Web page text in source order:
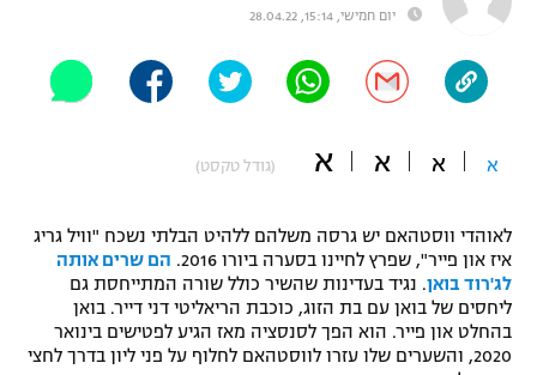
"מחצית בשכונה" – פודקאסט
משתתפים וזוכים בפרסים
תקנון עבור פעילות אלקטרה
תקנון עבור פעילות ספורט 1 – "מרלן"
טניס
גיימינג E-Sports
היאבקות WWE
אופניים
פוטבול אמריקאי NFL
בייסבול MLB
יום חמישי, 15:14, 28.04.22
א א א א (גודל טקסט)
לאוהדי ווסטהאם יש גרסה משלהם ללהיט הבלתי נשכח "וויל גריג
איז און פייר", שפרץ לחיינו בסערה ביורו 2016.
הם שרים אותה
לג'רוד בואן. נגיד בעדינות שהשיר כולל שורה המתייחסת גם
ליחסים של בואן עם בת הזוג, כוכבת הריאליטי דני דייר. בואן
בהחלט און פייר. הוא הפך לסנסציה מאז הגיע לפטישים בינואר
2020, והשערים שלו עזרו לווסטהאם לחלוף על פני ליון בדרך לחצי